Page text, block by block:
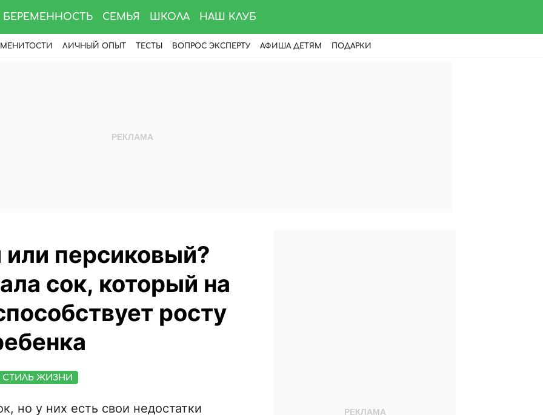
БЕРЕМЕННОСТЬ СЕМЬЯ ШКОЛА НАШ КЛУБ
ЛИЧНЫЙ ОПЫТ ТЕСТЫ ВОПРОС ЭКСПЕРТУ АФИША ДЕТЯМ ПОДАРКИ
персиковый?
сок, который на
росту
СТИЛЬ ЖИЗНИ
но у них есть свои недостатки